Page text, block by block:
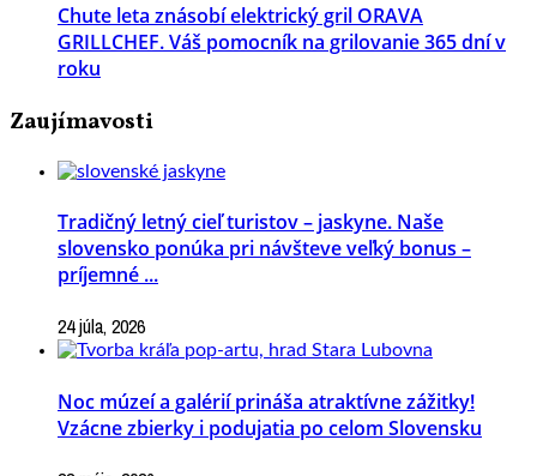
Chute leta znásobí elektrický gril ORAVA
GRILLCHEF. Váš pomocník na grilovanie 365 dní v
roku
Zaujímavosti
Tradičný letný cieľ turistov – jaskyne. Naše
slovensko ponúka pri návšteve veľký bonus –
príjemné ...
24 júla, 2026
Noc múzeí a galérií prináša atraktívne zážitky!
Vzácne zbierky i podujatia po celom Slovensku